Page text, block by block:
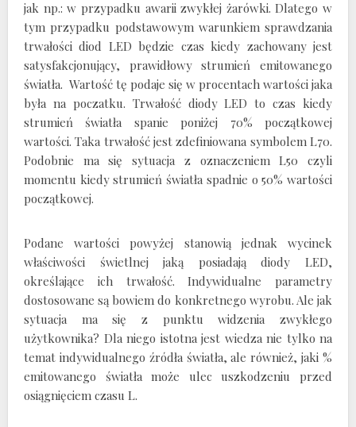
jak np.: w przypadku awarii zwykłej żarówki. Dlatego w
tym przypadku podstawowym warunkiem sprawdzania
trwałości diod LED będzie czas kiedy zachowany jest
satysfakcjonujący, prawidłowy strumień emitowanego
światła. Wartość tę podaje się w procentach wartości jaka
była na poczatku. Trwałość diody LED to czas kiedy
strumień światła spanie poniżej 70% początkowej
wartości. Taka trwałość jest zdefiniowana symbolem L70.
Podobnie ma się sytuacja z oznaczeniem L50 czyli
momentu kiedy strumień światła spadnie o 50% wartości
początkowej.
Podane wartości powyżej stanowią jednak wycinek
właściwości świetlnej jaką posiadają diody LED,
określające ich trwałość. Indywidualne parametry
dostosowane są bowiem do konkretnego wyrobu. Ale jak
sytuacja ma się z punktu widzenia zwykłego
użytkownika? Dla niego istotna jest wiedza nie tylko na
temat indywidualnego źródła światła, ale również, jaki %
emitowanego światła może ulec uszkodzeniu przed
osiągnięciem czasu L.